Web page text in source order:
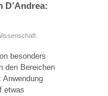
D’Andrea:
besonders
den Bereichen
Anwendung
etwas